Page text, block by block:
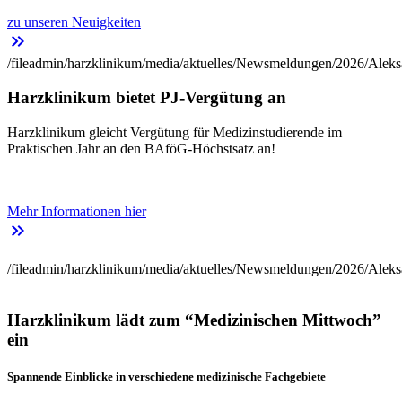
zu unseren Neuigkeiten
keyboard_double_arrow_right
/fileadmin/harzklinikum/media/aktuelles/Newsmeldungen/2026/
Harzklinikum bietet PJ-Vergütung an
Harzklinikum gleicht Vergütung für Medizinstudierende im
Praktischen Jahr an den BAföG-Höchstsatz an!
Mehr Informationen hier
keyboard_double_arrow_right
/fileadmin/harzklinikum/media/aktuelles/Newsmeldungen/2026/
Harzklinikum lädt zum “Medizinischen Mittwoch”
ein
Spannende Einblicke in verschiedene medizinische Fachgebiete